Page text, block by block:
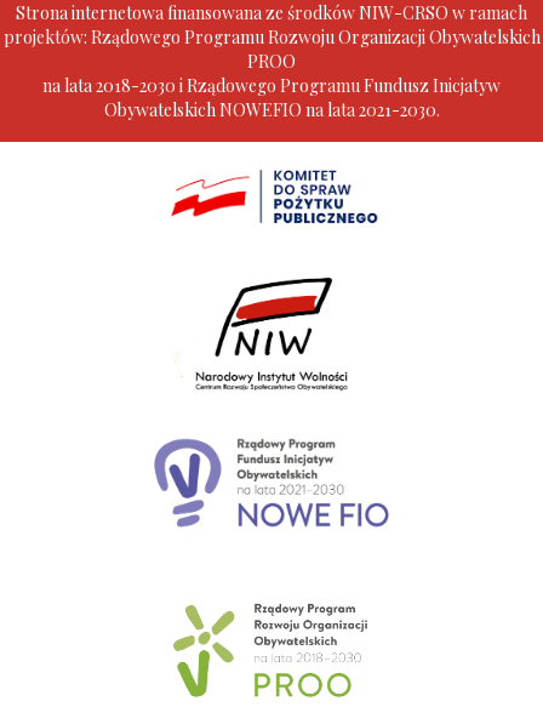
Strona internetowa finansowana ze środków NIW-CRSO w ramach
projektów: Rządowego Programu Rozwoju Organizacji Obywatelskich
PROO
na lata 2018-2030 i Rządowego Programu Fundusz Inicjatyw
Obywatelskich NOWEFIO na lata 2021-2030.